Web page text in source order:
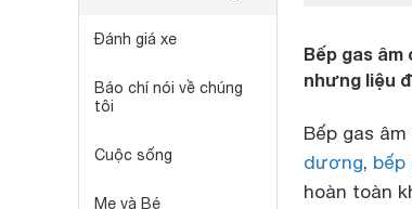
Đánh giá xe
Báo chí nói về chúng
tôi
Cuộc sống
Mẹ và Bé
Bếp gas
nhưng liệu
Bếp gas
dương, bếp
hoàn toàn